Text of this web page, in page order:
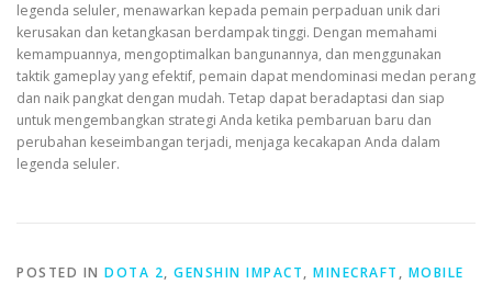
legenda seluler, menawarkan kepada pemain perpaduan unik dari
kerusakan dan ketangkasan berdampak tinggi. Dengan memahami
kemampuannya, mengoptimalkan bangunannya, dan menggunakan
taktik gameplay yang efektif, pemain dapat mendominasi medan perang
dan naik pangkat dengan mudah. Tetap dapat beradaptasi dan siap
untuk mengembangkan strategi Anda ketika pembaruan baru dan
perubahan keseimbangan terjadi, menjaga kecakapan Anda dalam
legenda seluler.
POSTED IN DOTA 2, GENSHIN IMPACT, MINECRAFT , MOBILE